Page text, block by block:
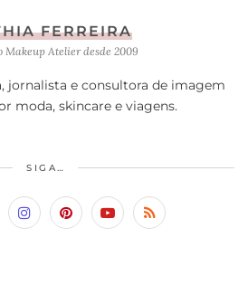
FERREIRA
Makeup Atelier desde 2009
jornalista e consultora de imagem
moda, skincare e viagens.
SIGA…